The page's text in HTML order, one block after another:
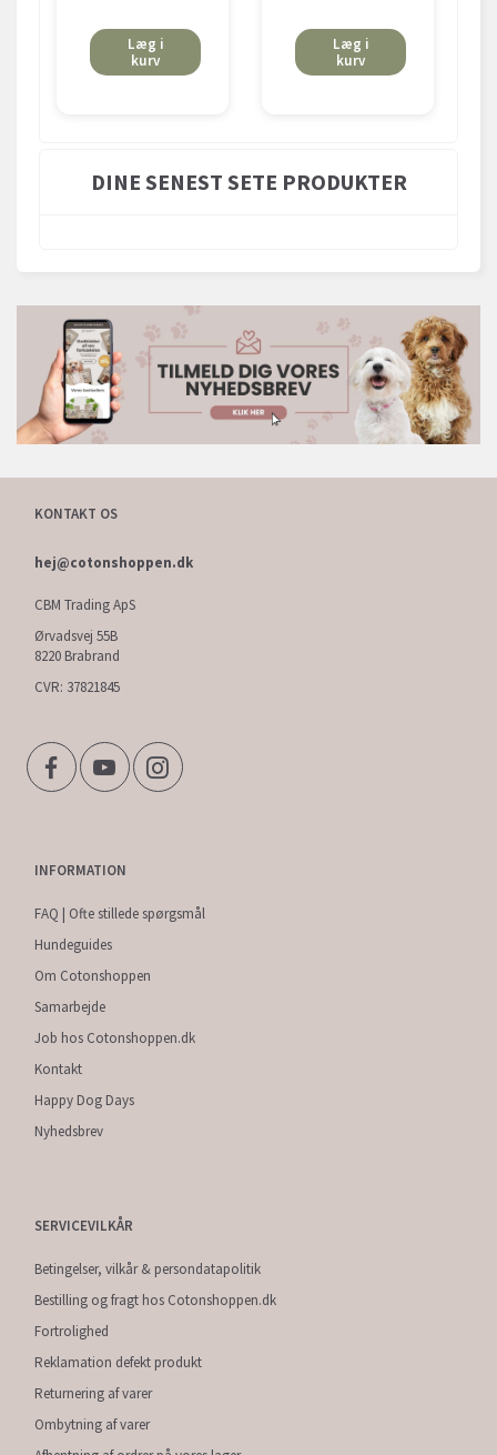
Læg i
kurv
Læg i
kurv
DINE SENEST SETE PRODUKTER
KONTAKT OS
hej@cotonshoppen.dk
CBM Trading ApS
Ørvadsvej 55B
8220 Brabrand
CVR: 37821845
INFORMATION
FAQ | Ofte stillede spørgsmål
Hundeguides
Om Cotonshoppen
Samarbejde
Job hos Cotonshoppen.dk
Kontakt
Happy Dog Days
Nyhedsbrev
SERVICEVILKÅR
Betingelser, vilkår & persondatapolitik
Bestilling og fragt hos Cotonshoppen.dk
Fortrolighed
Reklamation defekt produkt
Returnering af varer
Ombytning af varer